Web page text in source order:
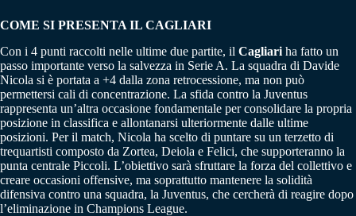
COME SI PRESENTA IL CAGLIARI
Con i 4 punti raccolti nelle ultime due partite, il Cagliari ha fatto un
passo importante verso la salvezza in Serie A. La squadra di Davide
Nicola si è portata a +4 dalla zona retrocessione, ma non può
permettersi cali di concentrazione. La sfida contro la Juventus
rappresenta un’altra occasione fondamentale per consolidare la propria
posizione in classifica e allontanarsi ulteriormente dalle ultime
posizioni. Per il match, Nicola ha scelto di puntare su un terzetto di
trequartisti composto da Zortea, Deiola e Felici, che supporteranno la
punta centrale Piccoli. L’obiettivo sarà sfruttare la forza del collettivo e
creare occasioni offensive, ma soprattutto mantenere la solidità
difensiva contro una squadra, la Juventus, che cercherà di reagire dopo
l’eliminazione in Champions League.